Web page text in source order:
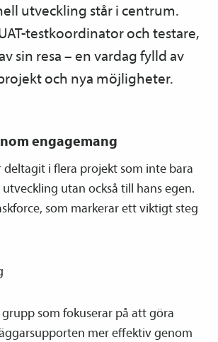
utveckling står i centrum.
testkoordinator och testare,
sin resa – en vardag fylld av
och nya möjligheter.
engagemang
deltagit i flera projekt som inte bara
utan också till hans egen.
som markerar ett viktigt steg
grupp som fokuserar på att göra
mer effektiv genom